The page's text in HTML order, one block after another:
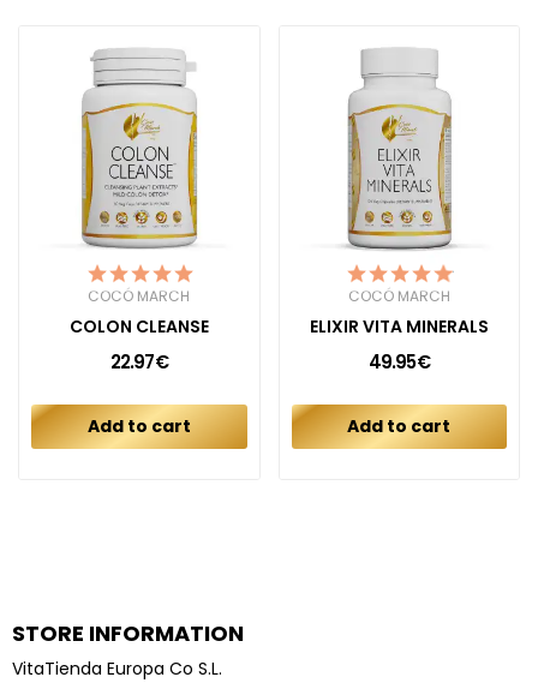
COCÓ MARCH
COLON CLEANSE
22.97€
Add to cart
COCÓ MARCH
ELIXIR VITA MINERALS
49.95€
Add to cart
STORE INFORMATION
VitaTienda Europa Co S.L.